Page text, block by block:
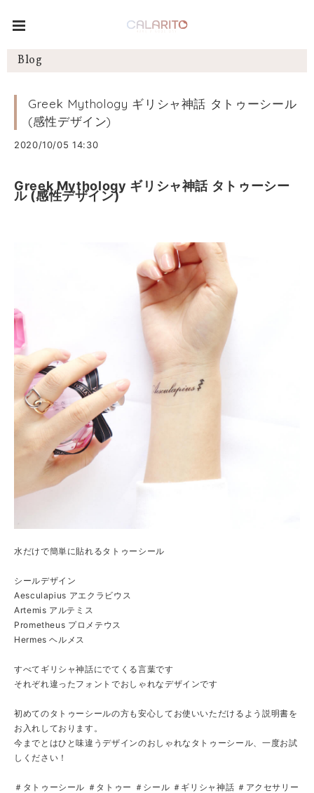
Blog
Greek Mythology ギリシャ神話 タトゥーシール
(感性デザイン)
2020/10/05 14:30
Greek Mythology ギリシャ神話 タトゥーシー
ル (感性デザイン)
水だけで簡単に貼れるタトゥーシール
シールデザイン
Aesculapius アエクラビウス
Artemis アルテミス
Prometheus プロメテウス
Hermes ヘルメス
すべてギリシャ神話にでてくる言葉です
それぞれ違ったフォントでおしゃれなデザインです
初めてのタトゥーシールの方も安心してお使いいただけるよう説明書を
お入れしております。
今までとはひと味違うデザインのおしゃれなタトゥーシール、一度お試
しください！
＃タトゥーシール ＃タトゥー ＃シール ＃ギリシャ神話 ＃アクセサリー